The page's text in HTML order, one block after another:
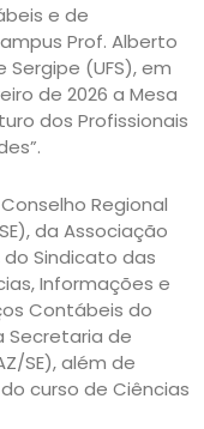
e de
Prof. Alberto
(UFS), em
de 2026 a Mesa
dos Profissionais
Regional
da Associação
Sindicato das
Informações e
Contábeis do
Secretaria de
SE), além de
curso de Ciências